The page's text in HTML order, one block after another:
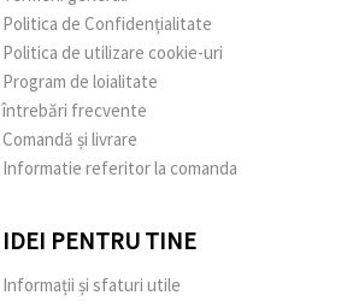
Politica de Confidențialitate
Politica de utilizare cookie-uri
Program de loialitate
întrebări frecvente
Comandă și livrare
Informatie referitor la comanda
IDEI PENTRU TINE
Informații și sfaturi utile